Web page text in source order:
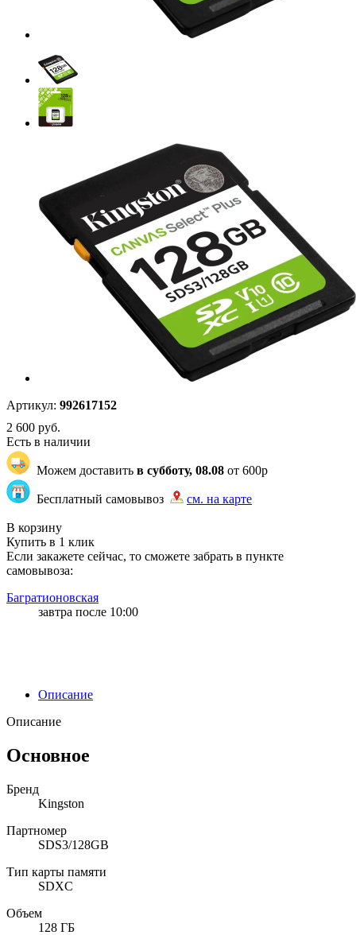
Артикул: 992617152
2 600 руб.
Есть в наличии
Можем доставить в субботу, 08.08 от 600р
Бесплатный самовывоз
см. на карте
В корзину
Купить в 1 клик
Если закажете сейчас, то сможете забрать в пункте
самовывоза:
Багратионовская
завтра после 10:00
Описание
Описание
Основное
Бренд
Kingston
Партномер
SDS3/128GB
Тип карты памяти
SDXC
Объем
128 ГБ